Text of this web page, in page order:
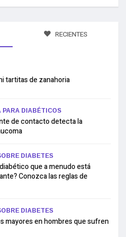
RECIENTES
tartitas de zanahoria
PARA DIABÉTICOS
de contacto detecta la
DIABETES
que a menudo está
Conozca las reglas de
DIABETES
mayores en hombres que sufren